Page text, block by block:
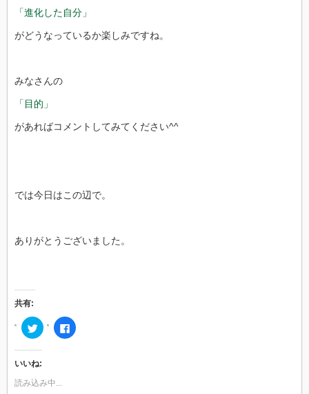
「進化した自分」
がどうなっているか楽しみですね。
みなさんの
「目的」
があればコメントしてみてください^^
では今日はこの辺で。
ありがとうございました。
共有:
ク
リ
ク
て
で
Facebook
で
いいね:
読み込み中...